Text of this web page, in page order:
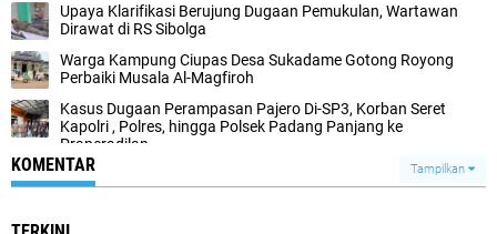
Upaya Klarifikasi Berujung Dugaan Pemukulan, Wartawan
Dirawat di RS Sibolga
Warga Kampung Ciupas Desa Sukadame Gotong Royong
Perbaiki Musala Al-Magfiroh
Kasus Dugaan Perampasan Pajero Di-SP3, Korban Seret
Kapolri , Polres, hingga Polsek Padang Panjang ke
Praperadilan
KOMENTAR Tampilkan